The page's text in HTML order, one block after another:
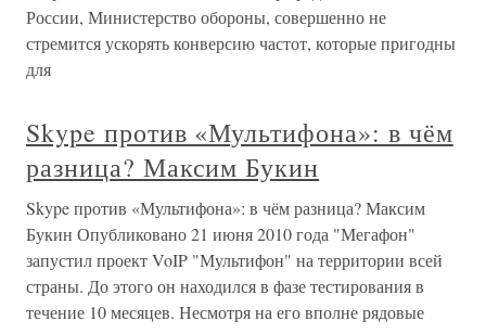
России, Министерство обороны, совершенно не
стремится ускорять конверсию частот, которые пригодны
для
Skype против «Мультифона»: в чём
разница? Максим Букин
Skype против «Мультифона»: в чём разница? Максим
Букин Опубликовано 21 июня 2010 года "Мегафон"
запустил проект VoIP "Мультифон" на территории всей
страны. До этого он находился в фазе тестирования в
течение 10 месяцев. Несмотря на его вполне рядовые